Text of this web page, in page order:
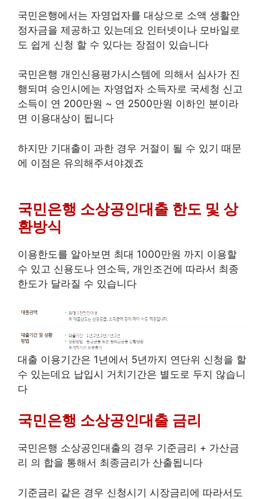
국민은행에서는 자영업자를 대상으로 소액 생활안
정자금을 제공하고 있는데요 인터넷이나 모바일로
도 쉽게 신청 할 수 있다는 장점이 있습니다
국민은행 개인신용평가시스템에 의해서 심사가 진
행되며 승인시에는 자영업자 소득자로 국세청 신고
소득이 연 200만원 ~ 연 2500만원 이하인 분이라
면 이용대상이 됩니다
하지만 기대출이 과한 경우 거절이 될 수 있기 때문
에 이점은 유의해주셔야겠죠
국민은행 소상공인대출 한도 및 상
환방식
이용한도를 알아보면 최대 1000만원 까지 이용할
수 있고 신용도나 연소득, 개인조건에 따라서 최종
한도가 달라질 수 있습니다
대출 이용기간은 1년에서 5년까지 연단위 신청을 할
수 있는데요 납입시 거치기간은 별도로 두지 않습니
다
국민은행 소상공인대출 금리
국민은행 소상공인대출의 경우 기준금리 + 가산금
리 의 합을 통해서 최종금리가 산출됩니다
기준금리 같은 경우 신청시기 시장금리에 따라서도